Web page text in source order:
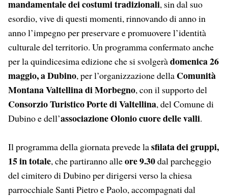
mandamentale dei costumi tradizionali, sin dal suo
esordio, vive di questi momenti, rinnovando di anno in
anno l’impegno per preservare e promuovere l’identità
culturale del territorio. Un programma confermato anche
per la quindicesima edizione che si svolgeràdomenica 26
maggio, a Dubino, per l’organizzazione della Comunità
Montana Valtellina di Morbegno, con il supporto del
Consorzio Turistico Porte di Valtellina, del Comune di
Dubino e dell’associazione Oloniocuore delle valli.
Il programma della giornata prevede lasfilata dei gruppi,
15 in totale, che partiranno alleore 9.30dal parcheggio
del cimitero di Dubino per dirigersi verso la chiesa
parrocchiale Santi Pietro e Paolo, accompagnati dal